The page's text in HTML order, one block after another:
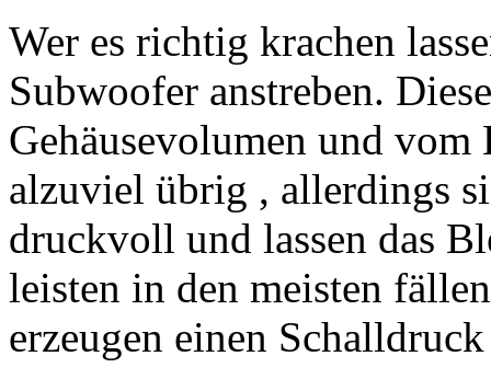
Wer es richtig krachen
Subwoofer anstreben.
Gehäusevolumen und
alzuviel übrig , allerdings
druckvoll und lassen das
leisten in den meisten
erzeugen einen